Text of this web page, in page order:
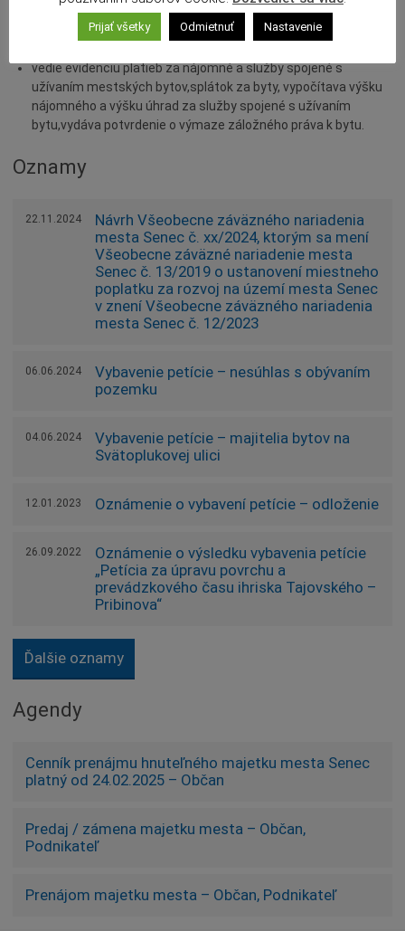
zabezpečuje vymáhanie pohľadávok mesta,pripravuje
vedie evidenciu platieb za nájomné a služby spojené s
užívaním mestských bytov,splátok za byty, vypočítava výšku
nájomného a výšku úhrad za služby spojené s užívaním
bytu,vydáva potvrdenie o výmaze záložného práva k bytu.
Oznamy
22.11.2024
Návrh Všeobecne záväzného nariadenia
mesta Senec č. xx/2024, ktorým sa mení
Všeobecne záväzné nariadenie mesta
Senec č. 13/2019 o ustanovení miestneho
poplatku za rozvoj na území mesta Senec
v znení Všeobecne záväzného nariadenia
mesta Senec č. 12/2023
06.06.2024
Vybavenie petície – nesúhlas s obývaním
pozemku
04.06.2024
Vybavenie petície – majitelia bytov na
Svätoplukovej ulici
12.01.2023 Oznámenie o vybavení petície – odloženie
26.09.2022
Oznámenie o výsledku vybavenia petície
„Petícia za úpravu povrchu a
prevádzkového času ihriska Tajovského –
Pribinova“
Ďalšie oznamy
Agendy
Cenník prenájmu hnuteľného majetku mesta Senec
platný od 24.02.2025 – Občan
Predaj / zámena majetku mesta – Občan,
Podnikateľ
Prenájom majetku mesta – Občan, Podnikateľ
Prijať všetky Odmietnuť Nastavenie